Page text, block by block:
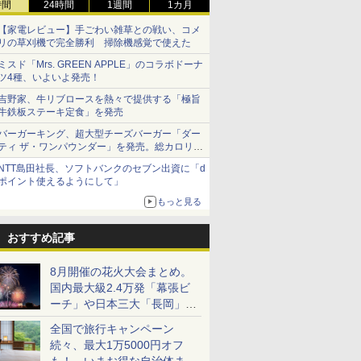
24時間 1週間 1カ月
家電レビュー】手ごわい雑草との戦い、コメ
の草刈機で完全勝利 掃除機感覚で使えた
スド「Mrs. GREEN APPLE」のコラボドーナ
4種、いよいよ発売！
野家、牛リブロースを熱々で提供する「極旨
鉄板ステーキ定食」を発売
ーガーキング、超大型チーズバーガー「ダー
ィ ザ・ワンパウンダー」を発売。総カロリー
1656kcal、総重量約527g！
島田社長、ソフトバンクのセブン出資に「d
イント使えるようにして」
もっと見る
おすすめ記事
8月開催の花火大会まとめ。
国内最大級2.4万発「幕張ビ
ーチ」や日本三大「長岡」な
ど大型イベント目白押し！
全国で旅行キャンペーン
続々、最大1万5000円オフ